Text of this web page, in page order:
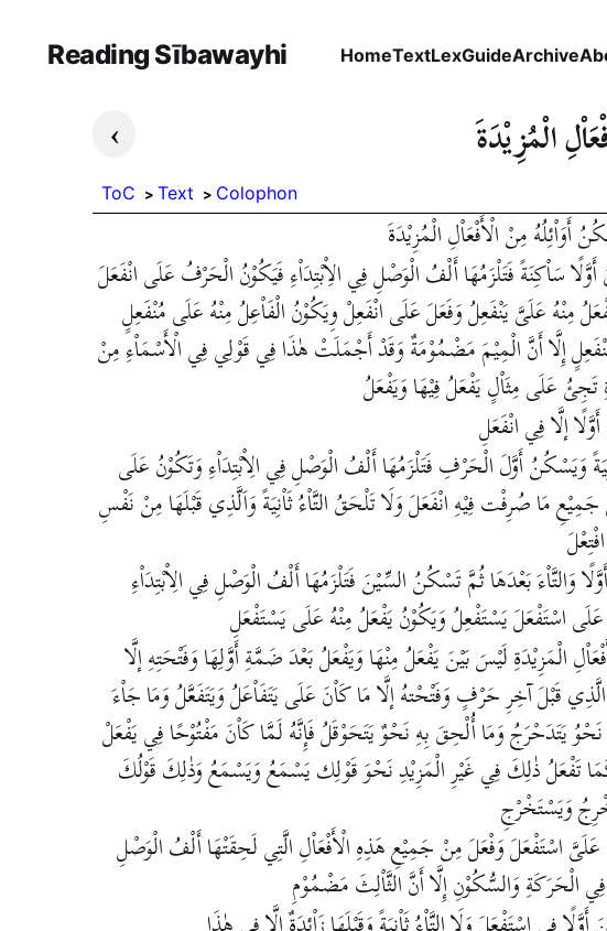
Reading Sībawayhi HomeTextLexGuideArchive
› الْمُزِيْدَةَ
ToC Text Colophon
أَوَاْئِلُهُ مِنْ الْأَفْعَاْلِ الْمُزِيْدَةَ
أَوَّلًا سَاْكِنَةً فَتَلْزَمُهَا أَلْفُ الْوَصْلِ فِي الاِْبْتِدَاْءِ فَيَكُوْنُ الْحَرْفُ عَلَى انْفَعَلَ
مِنْهُ عَلَىَّ يَنْفَعِلُ وَفَعَلَ عَلَى انْفَعِلْ وِيَكُوْنُ الْفَاْعِلُ مِنْهُ عَلَى مُنْفَعِلٍ
إِلَّا أَنَّ الْمِيْمَ مَضْمُوْمَةٌ وَقَدْ أَجْمَلَتْ هٰذَا فِي قَوْلِي فِي الْأَسْمَاْءِ مِنْ
تَجِئُ عَلَى مِثَاْلٍ يَفْعَلُ فِيْهَا وَيَفْعَلُ
إلَّا فِي انْفَعَلِ
وَيَسْكُنُ أَوَّلَ الْحَرْفِ فَتَلْزَمُهَا أَلْفُ الْوَصْلِ فِي الِاْبْتِدَاْءِ وَتَكُوْنُ عَلَى
جَمِيْعِ مَا صُرِفْت فِيْهِ انْفَعَلَ وَلَا تَلْحَقُ التَّاْءُ ثَاْنِيَةً وَاَلَّذِي قَبْلَهَا مِنْ نَفْسِ
وَالتَّاْءَ بَعْدَهَا ثُمَّ تَسْكُنُ السِّيْنَ فَتَلْزَمُهَا أَلْفُ الْوَصْلِ فِي الِاْبْتِدَاْءِ
اسْتَفْعَلَ يَسْتَفْعِلُ وَيَكُوْنُ يَفْعَلُ مِنْهُ عَلَى يَسْتَفْعَلِ
الْمَزِيْدَةِ لَيْسَ بَيْنَ يَفْعَلُ مِنْهَا وَيَفْعَلُ بَعْدَ ضَمَّةِ أَوَّلِهَا وَفَتْحَتِهِ إلَّا
قَبْلَ آخِرِ حَرْفٍ وَفَتْحْتهُ إلَّا مَا كَاْنَ عَلَى يَتَفَاْعَلُ وَيَتَفَعَّلُ وَمَا جَاْءَ
يَتَدَحْرَجُ وَمَا أُلْحِقَ بِهِ نَحْوٌ يَتَحَوْقَلُ فَإِنَّهُ لَمَّا كَاْنَ مَفْتُوْحًا فِي يَفْعَلْ
تَفْعَلُ ذٰلِكَ فِي غَيْرِ الْمَزِيْدِ نَحْوَ قَوْلِك يَسْمَعُ وَيَسْمَعُ وَذٰلِكَ قَوْلُكَ
وَيَسْتَخْرْجِ
اسْتَفْعَلَ وَفْعَلَ مِنْ جَمِيْعِ هَذِهِ الْأَفْعَاْلِ الَّتِي لَحِقَتْهَا أَلْفُ الْوَصْلِ
الْحَرَكَةِ وَالسُّكُوْنِ إِلَّا أَنَّ الثَّاْلِثَ مَضْمُوْمِ